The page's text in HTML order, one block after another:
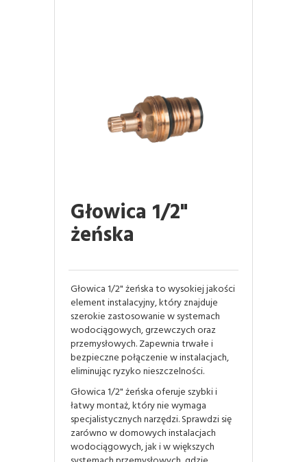
Głowica 1/2"
żeńska
Głowica 1/2" żeńska to wysokiej jakości
element instalacyjny, który znajduje
szerokie zastosowanie w systemach
wodociągowych, grzewczych oraz
przemysłowych. Zapewnia trwałe i
bezpieczne połączenie w instalacjach,
eliminując ryzyko nieszczelności.
Głowica 1/2" żeńska oferuje szybki i
łatwy montaż, który nie wymaga
specjalistycznych narzędzi. Sprawdzi się
zarówno w domowych instalacjach
wodociągowych, jak i w większych